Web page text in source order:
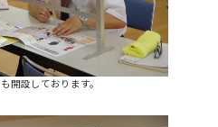
開設しております。